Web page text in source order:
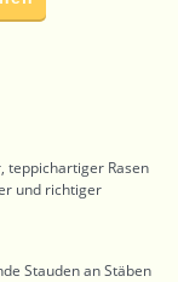
teppichartiger Rasen
und richtiger
Stauden an Stäben